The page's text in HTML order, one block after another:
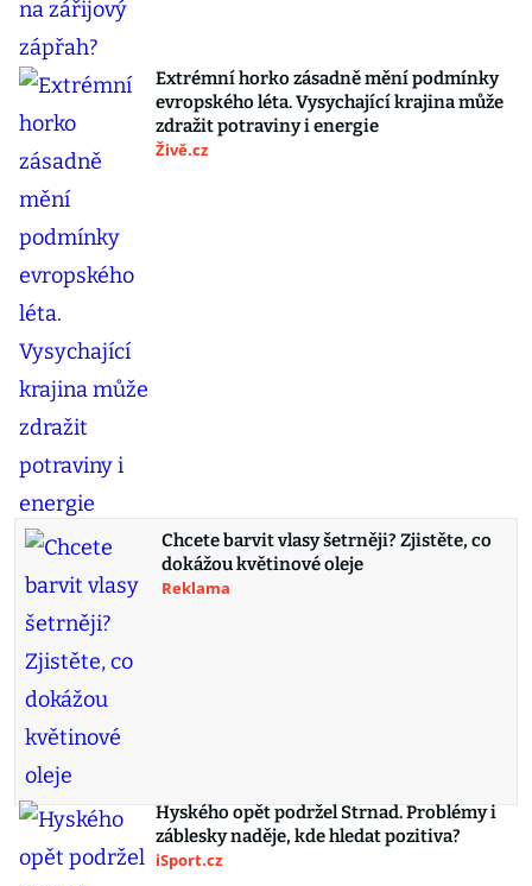
Extrémní horko zásadně mění podmínky
evropského léta. Vysychající krajina může
zdražit potraviny i energie
Živě.cz
Chcete barvit vlasy šetrněji? Zjistěte, co
dokážou květinové oleje
Reklama
Hyského opět podržel Strnad. Problémy i
záblesky naděje, kde hledat pozitiva?
iSport.cz